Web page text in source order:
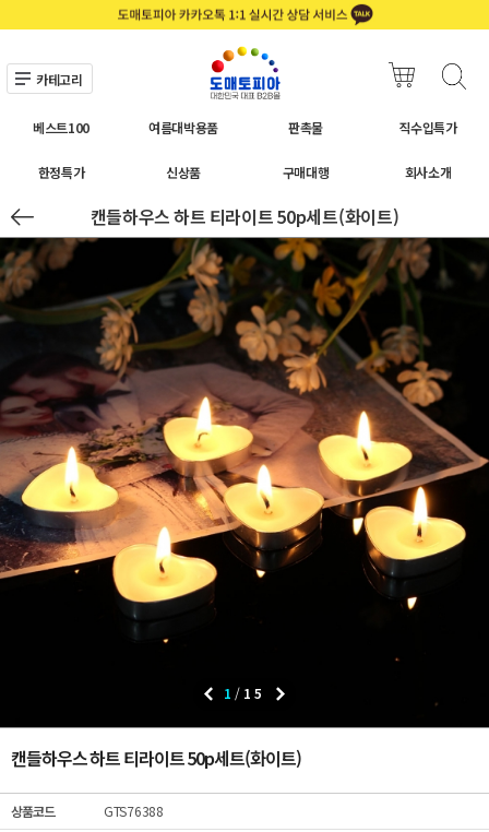
카테고리
베스트100 여름대박용품 판촉물 직수입특가
한정특가 신상품 구매대행 회사소개
캔들하우스 하트 티라이트 50p세트(화이트)
1 / 15
캔들하우스 하트 티라이트 50p세트(화이트)
상품코드
GTS76388